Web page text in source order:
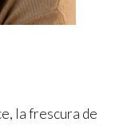
la frescura de